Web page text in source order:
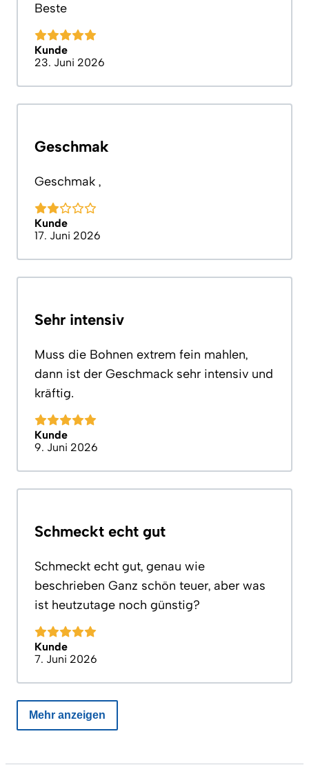
Beste
Kunde
23. Juni 2026
Geschmak
Geschmak ,
Kunde
17. Juni 2026
Sehr intensiv
Muss die Bohnen extrem fein mahlen,
dann ist der Geschmack sehr intensiv und
kräftig.
Kunde
9. Juni 2026
Schmeckt echt gut
Schmeckt echt gut, genau wie
beschrieben Ganz schön teuer, aber was
ist heutzutage noch günstig?
Kunde
7. Juni 2026
Mehr anzeigen